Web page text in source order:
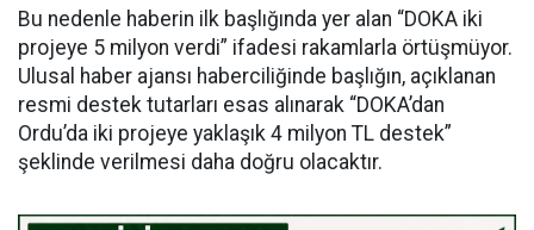
Bu nedenle haberin ilk başlığında yer alan “DOKA iki
projeye 5 milyon verdi” ifadesi rakamlarla örtüşmüyor.
Ulusal haber ajansı haberciliğinde başlığın, açıklanan
resmi destek tutarları esas alınarak “DOKA’dan
Ordu’da iki projeye yaklaşık 4 milyon TL destek”
şeklinde verilmesi daha doğru olacaktır.